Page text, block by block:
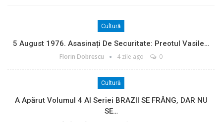
Cultură
5 August 1976. Asasinați De Securitate: Preotul Vasile…
Florin Dobrescu 4 zile ago 0
Cultură
A Apărut Volumul 4 Al Seriei BRAZII SE FRÂNG, DAR NU
SE…